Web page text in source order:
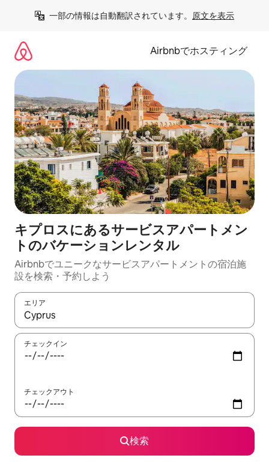
一部の情報は自動翻訳されています。 原文を表示
Airbnbでホスティング
キプロスにあるサービスアパートメン
トのバケーションレンタル
Airbnbでユニークなサービスアパートメントの宿泊施
設を検索・予約しよう
エリア
検索結果が表示されたら、上下の矢印キーを使って移動するか
チェックイン
チェックアウト
検索